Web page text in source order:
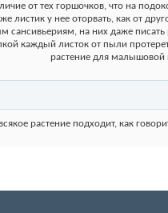
от тех горшочков, что на
листик у нее оторвать, как от
сансивьериям, на них даже
каждый листок от пыли
растение для малышовой
растение подходит, как